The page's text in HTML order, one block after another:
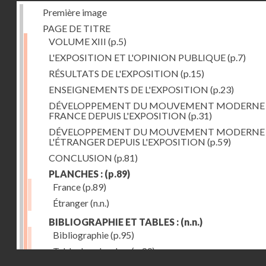
Première image
PAGE DE TITRE
VOLUME XIII (p.5)
L'EXPOSITION ET L'OPINION PUBLIQUE(p.7)
RÉSULTATS DE L'EXPOSITION (p.15)
ENSEIGNEMENTS DE L'EXPOSITION (p.23)
DÉVELOPPEMENT DU MOUVEMENT
FRANCE DEPUIS L'EXPOSITION (p.31)
DÉVELOPPEMENT DU MOUVEMENT
L'ÉTRANGER DEPUIS L'EXPOSITION (p.59)
CONCLUSION (p.81)
PLANCHES : (p.89)
France(p.89)
Étranger(n.n.)
BIBLIOGRAPHIE ET TABLES : (n.n.)
Bibliographie(p.95)
Table des planches(p.99)